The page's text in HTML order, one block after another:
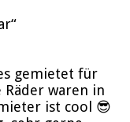
gemietet für
waren in
ist cool 😎